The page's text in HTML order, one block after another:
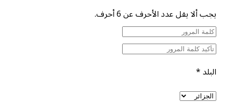
يجب ألا يقل عدد الأحرف عن 6 أحرف.
البلد*